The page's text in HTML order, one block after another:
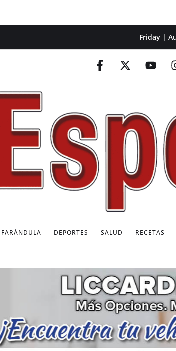
Friday |
FARÁNDULA DEPORTES SALUD RECETAS